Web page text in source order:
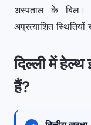
अस्पताल के बिल।
अप्रत्याशित
दिल्ली में
हैं?